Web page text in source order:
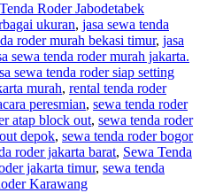
Roder Jabodetabek
ukuran, jasa sewa tenda
roder murah bekasi timur, jasa
sewa tenda roder murah jakarta.
sewa tenda roder siap setting
murah, rental tenda roder
peresmian, sewa tenda roder
atap block out, sewa tenda roder
depok, sewa tenda roder bogor
roder jakarta barat, Sewa Tenda
jakarta timur, sewa tenda
Karawang